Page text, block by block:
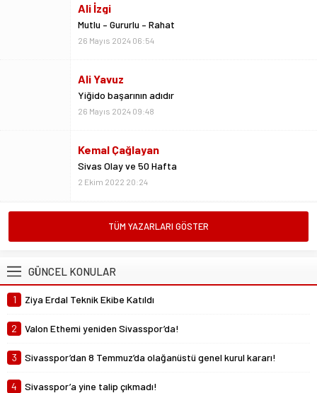
Ali İzgi
Mutlu – Gururlu – Rahat
26 Mayıs 2024 06:54
Ali Yavuz
Yiğido başarının adıdır
26 Mayıs 2024 09:48
Kemal Çağlayan
Sivas Olay ve 50 Hafta
2 Ekim 2022 20:24
Metin Kulaksız
“Biz ligde kalacağız”
TÜM YAZARLARI GÖSTER
GÜNCEL KONULAR
1 Ziya Erdal Teknik Ekibe Katıldı
2 Valon Ethemi yeniden Sivasspor’da!
3 Sivasspor’dan 8 Temmuz’da olağanüstü genel kurul kararı!
4 Sivasspor’a yine talip çıkmadı!